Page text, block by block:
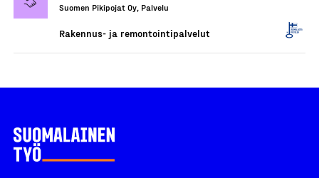
Suomen Pikipojat Oy, Palvelu
Rakennus- ja remontointipalvelut